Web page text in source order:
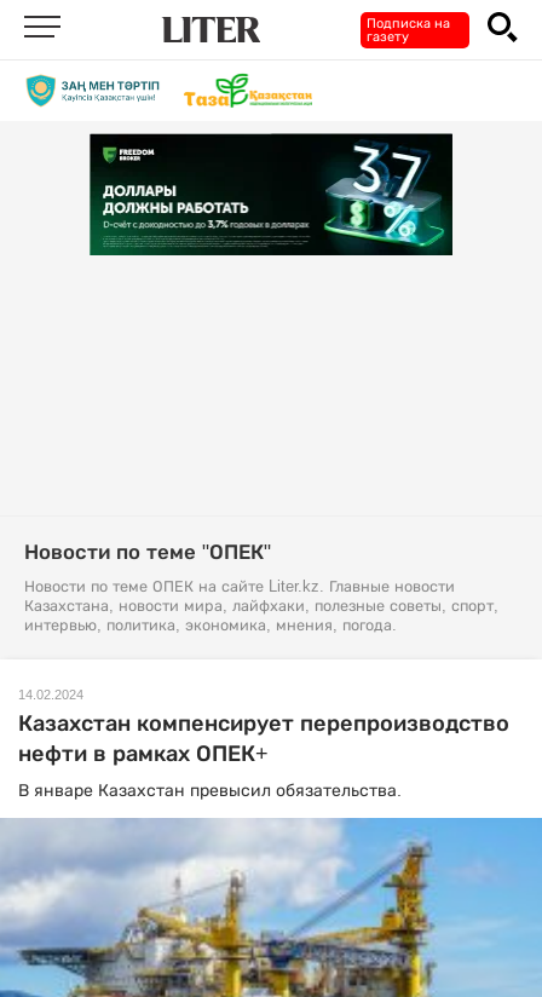
Подписка на
газету
Новости по теме "ОПЕК"
Новости по теме ОПЕК на сайте Liter.kz. Главные новости
Казахстана, новости мира, лайфхаки, полезные советы, спорт,
интервью, политика, экономика, мнения, погода.
14.02.2024
Казахстан компенсирует перепроизводство
нефти в рамках ОПЕК+
В январе Казахстан превысил обязательства.